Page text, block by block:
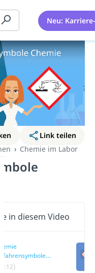
Neu:
Link teilen
Chemie im Labor
in diesem Video
erklärt